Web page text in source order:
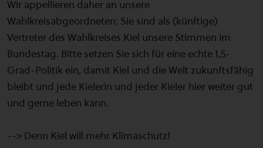
Wir appellieren daher an unsere
Wahlkreisabgeordneten: Sie sind als (künftige)
Vertreter des Wahlkreises Kiel unsere Stimmen im
Bundestag. Bitte setzen Sie sich für eine echte 1,5-
Grad-Politik ein, damit Kiel und die Welt zukunftsfähig
bleibt und jede Kielerin und jeder Kieler hier weiter gut
und gerne leben kann.
--> Denn Kiel will mehr Klimaschutz!